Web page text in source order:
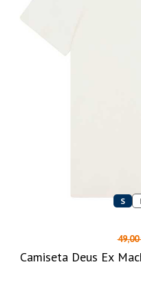
S
49,00
Camiseta Deus Ex